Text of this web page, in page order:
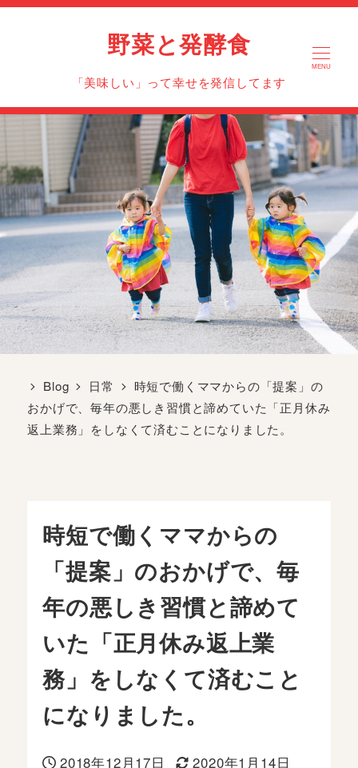
野菜と発酵食
「美味しい」って幸せを発信してます
MENU
Blog 日常
時短で働くママからの「提案」の
おかげで、毎年の悪しき習慣と諦めていた「正月休み
返上業務」をしなくて済むことになりました。
時短で働くママからの
「提案」のおかげで、毎
年の悪しき習慣と諦めて
いた「正月休み返上業
務」をしなくて済むこと
になりました。
2018年12月17日
2020年1月14日